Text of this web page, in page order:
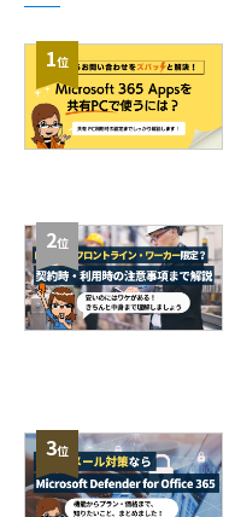
1位
2位
3位